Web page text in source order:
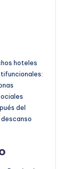
hoteles
del